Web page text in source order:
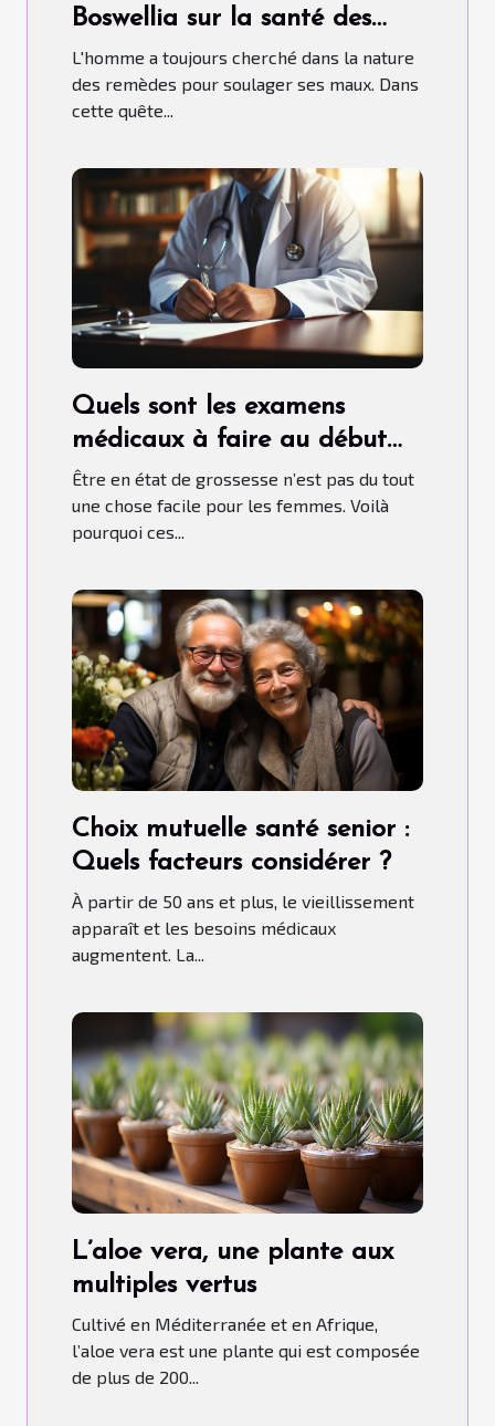
Boswellia sur la santé des
articulations et des os
L'homme a toujours cherché dans la nature
des remèdes pour soulager ses maux. Dans
cette quête...
Quels sont les examens
médicaux à faire au début
d’une grossesse ?
Être en état de grossesse n’est pas du tout
une chose facile pour les femmes. Voilà
pourquoi ces...
Choix mutuelle santé senior :
Quels facteurs considérer ?
À partir de 50 ans et plus, le vieillissement
apparaît et les besoins médicaux
augmentent. La...
L’aloe vera, une plante aux
multiples vertus
Cultivé en Méditerranée et en Afrique,
l’aloe vera est une plante qui est composée
de plus de 200...